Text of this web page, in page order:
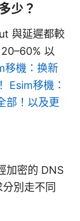
少？
與延遲都較
以
移機：换新
Esim移機：
部！以及更
加密的 DNS
別走不同